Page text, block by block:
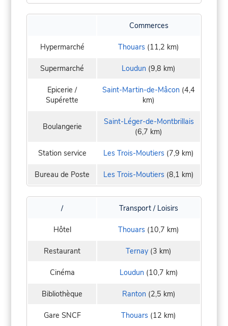
Commerces
Hypermarché Thouars (11,2 km)
Supermarché Loudun (9,8 km)
Epicerie /
Supérette
Saint-Martin-de-Mâcon (4,4
km)
Boulangerie
Saint-Léger-de-Montbrillais
(6,7 km)
Station service Les Trois-Moutiers (7,9 km)
Bureau de Poste Les Trois-Moutiers (8,1 km)
/ Transport / Loisirs
Hôtel Thouars (10,7 km)
Restaurant Ternay (3 km)
Cinéma Loudun(10,7 km)
Bibliothèque Ranton(2,5 km)
Gare SNCF Thouars (12 km)